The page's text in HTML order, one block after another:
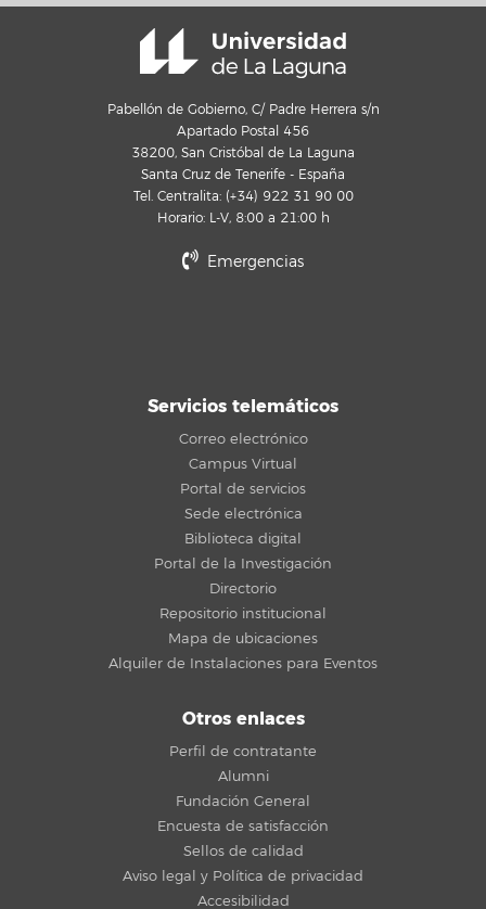
Pabellón de Gobierno, C/ Padre Herrera s/n
Apartado Postal 456
38200, San Cristóbal de La Laguna
Santa Cruz de Tenerife - España
Tel. Centralita: (+34) 922 31 90 00
Horario: L-V, 8:00 a 21:00 h
Emergencias
Servicios telemáticos
Correo electrónico
Campus Virtual
Portal de servicios
Sede electrónica
Biblioteca digital
Portal de la Investigación
Directorio
Repositorio institucional
Mapa de ubicaciones
Alquiler de Instalaciones para Eventos
Otros enlaces
Perfil de contratante
Alumni
Fundación General
Encuesta de satisfacción
Sellos de calidad
Aviso legal y Política de privacidad
Accesibilidad